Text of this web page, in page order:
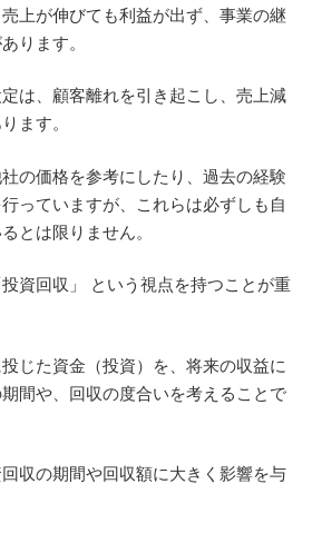
上が伸びても利益が出ず、事業の継
ります。
は、顧客離れを引き起こし、売上減
ます。
の価格を参考にしたり、過去の経験
っていますが、これらは必ずしも自
とは限りません。
資回収」 という視点を持つことが重
じた資金（投資）を、将来の収益に
間や、回収の度合いを考えることで
収の期間や回収額に大きく影響を与